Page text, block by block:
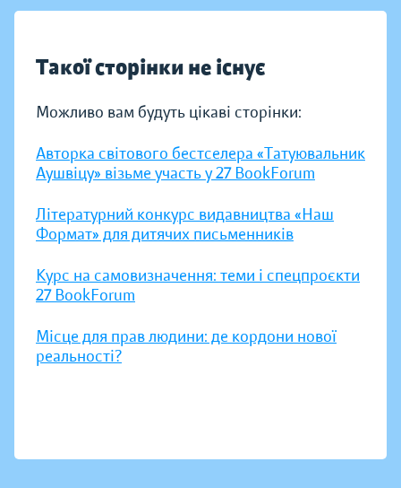
Такої сторінки не існує
Можливо вам будуть цікаві сторінки:
Авторка світового бестселера «Татуювальник
Аушвіцу» візьме участь у 27 BookForum
Літературний конкурс видавництва «Наш
Формат» для дитячих письменників
Курс на самовизначення: теми і спецпроєкти
27 BookForum
Місце для прав людини: де кордони нової
реальності?